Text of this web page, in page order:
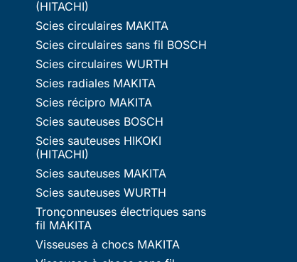
(HITACHI)
Scies circulaires MAKITA
Scies circulaires sans fil BOSCH
Scies circulaires WURTH
Scies radiales MAKITA
Scies récipro MAKITA
Scies sauteuses BOSCH
Scies sauteuses HIKOKI
(HITACHI)
Scies sauteuses MAKITA
Scies sauteuses WURTH
Tronçonneuses électriques sans
fil MAKITA
Visseuses à chocs MAKITA